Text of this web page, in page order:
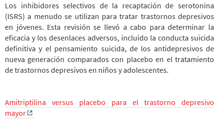
Los inhibidores selectivos de la recaptación de serotonina
(ISRS) a menudo se utilizan para tratar trastornos depresivos
en jóvenes. Esta revisión se llevó a cabo para determinar la
eficacia y los desenlaces adversos, incluido la conducta suicida
definitiva y el pensamiento suicida, de los antidepresivos de
nueva generación comparados con placebo en el tratamiento
de trastornos depresivos en niños y adolescentes.
Amitriptilina versus placebo para el trastorno depresivo
mayor